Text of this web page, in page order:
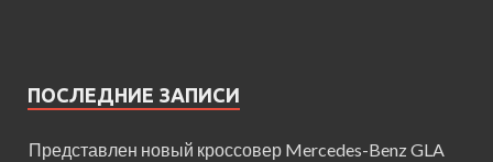
ПОСЛЕДНИЕ ЗАПИСИ
Представлен новый кроссовер Mercedes-Benz GLA